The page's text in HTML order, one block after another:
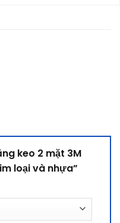
keo 2 mặt 3M
loại và nhựa”